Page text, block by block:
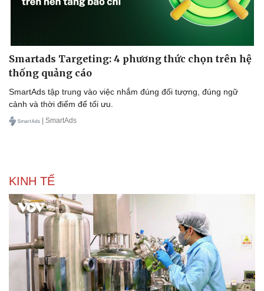
Văn hóa
Sân khấu - Điện ảnh
Văn học
Âm nhạc
Giải trí
Nghệ sĩ
Thời trang
Sao Việt
Smartads Targeting: 4 phương thức chọn trên hệ
thống quảng cáo
SmartAds tập trung vào việc nhắm đúng đối tượng, đúng ngữ
cảnh và thời điểm để tối ưu.
| SmartAds
KINH TẾ